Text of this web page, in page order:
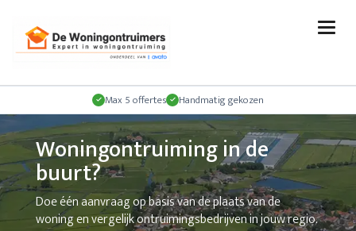
Max 5 offertes Handmatig gekozen
Woningontruiming in de
buurt?
Doe één aanvraag op basis van de plaats van de
woning en vergelijk ontruimingsbedrijven in jouw regio.